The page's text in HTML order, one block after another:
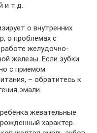
и т.д.
о внутренних
о проблемах с
желудочно-
железы. Если зубки
с приемом
– обратитесь к
эмали.
жевательные
характер.